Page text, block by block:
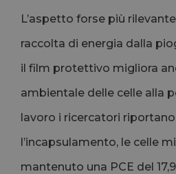
L’aspetto forse più
raccolta di energia dalla
il film protettivo migliora
ambientale delle celle alla
lavoro i ricercatori
l’incapsulamento, le celle
mantenuto una PCE del